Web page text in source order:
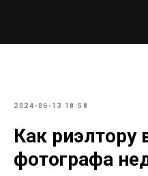
2024-06-13 18:58
Как риэлтору
фотографа